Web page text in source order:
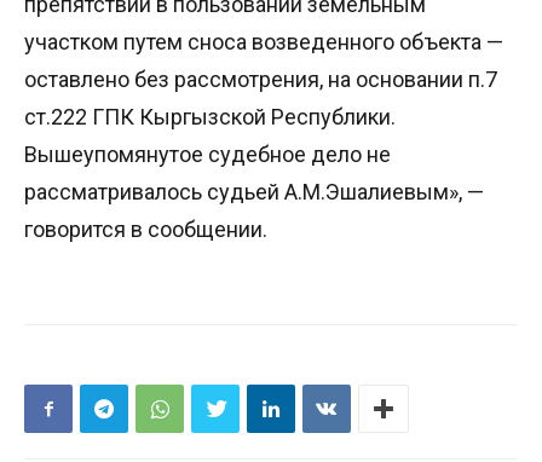
участком путем сноса возведенного объекта —
оставлено без рассмотрения, на основании п.7
ст.222 ГПК Кыргызской Республики.
Вышеупомянутое судебное дело не
рассматривалось судьей А.М.Эшалиевым», —
говорится в сообщении.